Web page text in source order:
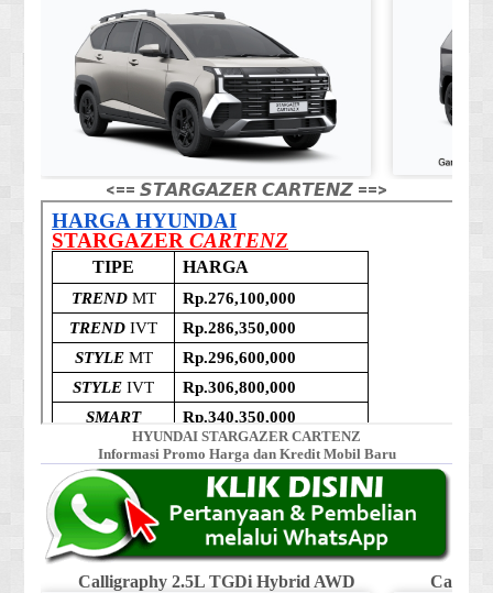
<== 𝙎𝙏𝘼𝙍𝙂𝘼𝙕𝙀𝙍 𝘾𝘼𝙍𝙏𝙀𝙉𝙕 ==>
HYUNDAI STARGAZER CARTENZ
Informasi Promo Harga dan Kredit Mobil Baru
Calligraphy 2.5L TGDi Hybrid AWD